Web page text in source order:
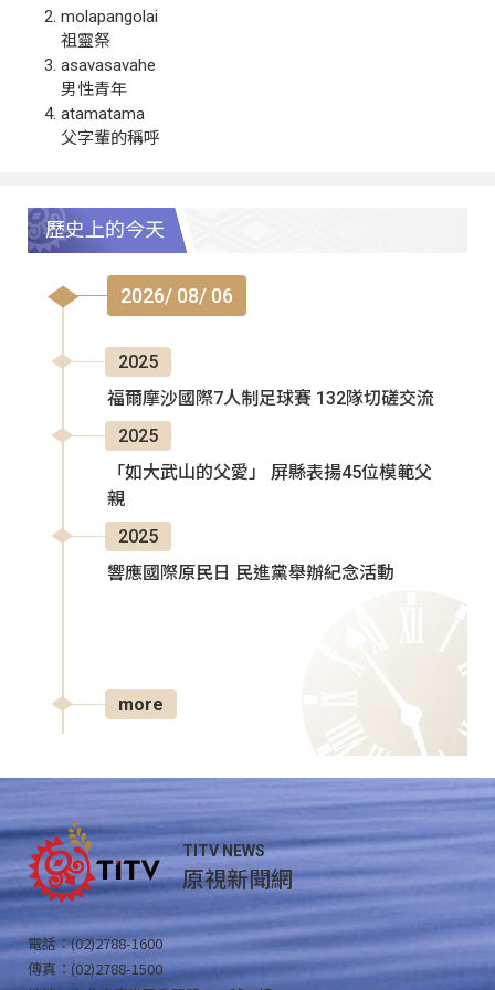
molapangolai
祖靈祭
asavasavahe
男性青年
atamatama
父字輩的稱呼
歷史上的今天
2026/ 08/ 06
2025
福爾摩沙國際7人制足球賽 132隊切磋交流
2025
「如大武山的父愛」 屏縣表揚45位模範父
親
2025
響應國際原民日 民進黨舉辦紀念活動
more
TITV NEWS
原視新聞網
電話：(02)2788-1600
傳真：(02)2788-1500